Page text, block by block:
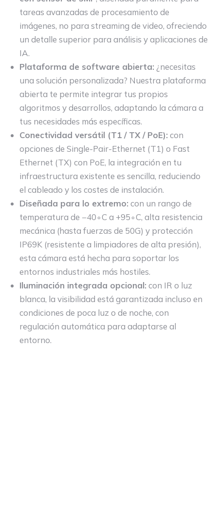
tareas avanzadas de procesamiento de
imágenes, no para streaming de video, ofreciendo
un detalle superior para análisis y aplicaciones de
IA.
Plataforma de software abierta: ¿necesitas
una solución personalizada? Nuestra plataforma
abierta te permite integrar tus propios
algoritmos y desarrollos, adaptando la cámara a
tus necesidades más específicas.
Conectividad versátil (T1 / TX / PoE): con
opciones de Single-Pair-Ethernet (T1) o Fast
Ethernet (TX) con PoE, la integración en tu
infraestructura existente es sencilla, reduciendo
el cableado y los costes de instalación.
Diseñada para lo extremo: con un rango de
temperatura de −40∘C a +95∘C, alta resistencia
mecánica (hasta fuerzas de 50G) y protección
IP69K (resistente a limpiadores de alta presión),
esta cámara está hecha para soportar los
entornos industriales más hostiles.
Iluminación integrada opcional: con IR o luz
blanca, la visibilidad está garantizada incluso en
condiciones de poca luz o de noche, con
regulación automática para adaptarse al
entorno.